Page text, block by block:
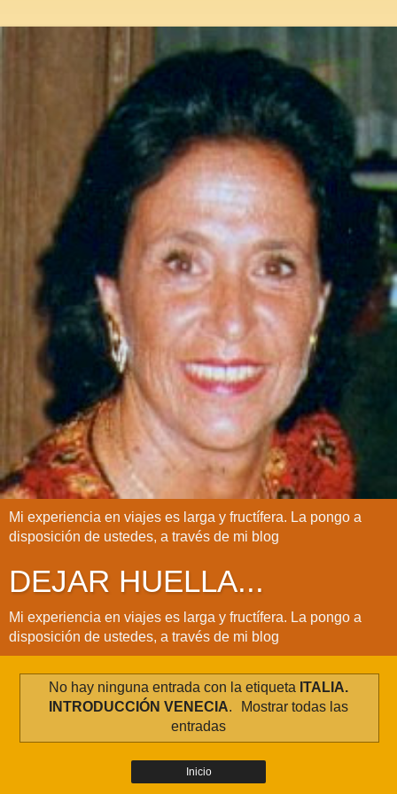
Mi experiencia en viajes es larga y fructífera. La pongo a
disposición de ustedes, a través de mi blog
DEJAR HUELLA...
Mi experiencia en viajes es larga y fructífera. La pongo a
disposición de ustedes, a través de mi blog
No hay ninguna entrada con la etiqueta ITALIA.
INTRODUCCIÓN VENECIA.
Mostrar todas las
entradas
Inicio